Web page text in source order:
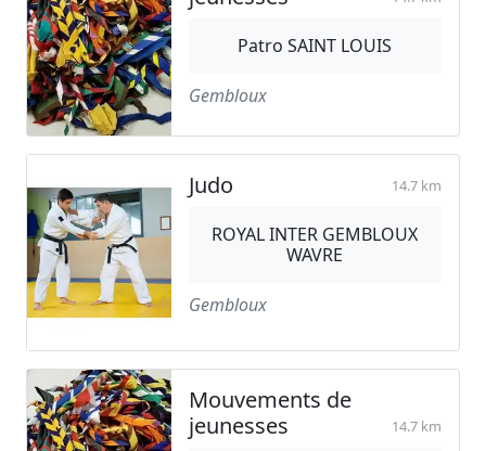
Patro SAINT LOUIS
Gembloux
Judo 14.7 km
ROYAL INTER GEMBLOUX
WAVRE
Gembloux
Mouvements de
jeunesses
14.7 km